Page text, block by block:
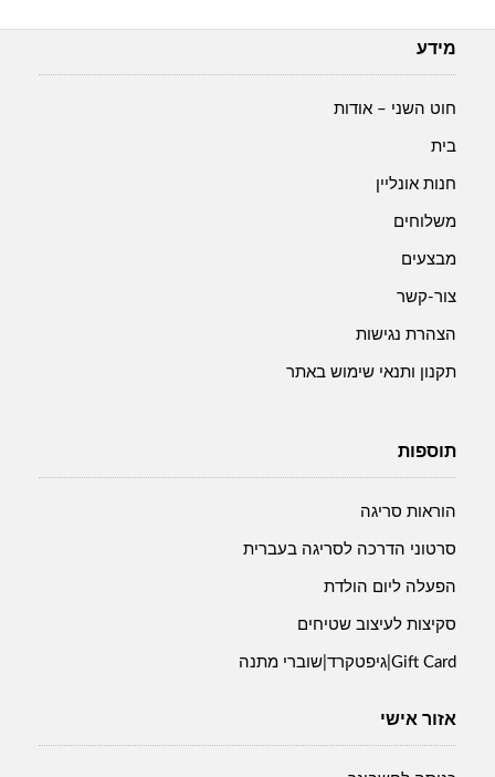
מידע
חוט השני – אודות
בית
חנות אונליין
משלוחים
מבצעים
צור-קשר
הצהרת נגישות
תקנון ותנאי שימוש באתר
תוספות
הוראות סריגה
סרטוני הדרכה לסריגה בעברית
הפעלה ליום הולדת
סקיצות לעיצוב שטיחים
Gift Card|גיפטקרד|שוברי מתנה
אזור אישי